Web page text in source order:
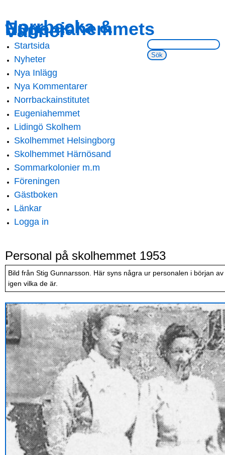
main
content
navigation
Norrbacka &
Eugeniahemmets
Vänner
Sök på webbsidan:
Main menu
Startsida
Nyheter
Nya Inlägg
Nya Kommentarer
Norrbackainstitutet
Eugeniahemmet
Lidingö Skolhem
Skolhemmet Helsingborg
Skolhemmet Härnösand
Sommarkolonier m.m
Föreningen
Gästboken
Länkar
Logga in
Personal på skolhemmet 1953
Bild från Stig Gunnarsson. Här syns några ur personalen i början
igen vilka de är.